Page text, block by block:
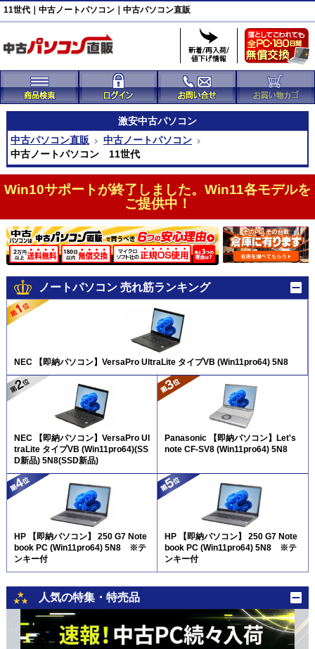
11世代｜中古ノートパソコン｜中古パソコン直販
激安中古パソコン
中古パソコン直販
中古ノートパソコン
中古ノートパソコン 11世代
Win10サポートが終了しました。Win11各モデルを
ご提供中！
ノートパソコン 売れ筋ランキング
NEC 【即納パソコン】VersaPro UltraLite タイプVB (Win11pro64) 5N8
NEC 【即納パソコン】VersaPro Ul
traLite タイプVB (Win11pro64)(SS
D新品) 5N8(SSD新品)
Panasonic 【即納パソコン】Let's
note CF-SV8 (Win11pro64) 5N8
HP 【即納パソコン】 250 G7 Note
book PC (Win11pro64) 5N8 ※テ
ンキー付
HP 【即納パソコン】 250 G7 Note
book PC (Win11pro64) 5N8 ※テ
ンキー付
人気の特集・特売品